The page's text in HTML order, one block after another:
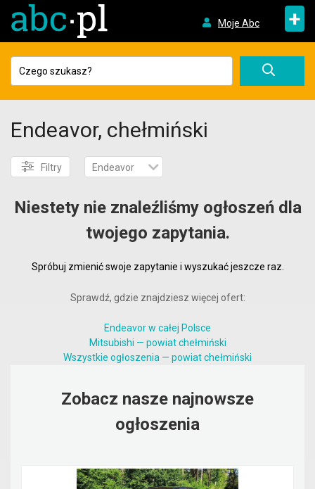
Moje Abc +
Endeavor, chełmiński
Filtry Endeavor
Niestety nie znaleźliśmy ogłoszeń dla
twojego zapytania.
Spróbuj zmienić swoje zapytanie i wyszukać jeszcze raz.
Sprawdź, gdzie znajdziesz więcej ofert:
Endeavor w całej Polsce
Mitsubishi — powiat chełmiński
Wszystkie ogłoszenia — powiat chełmiński
Zobacz nasze najnowsze
ogłoszenia